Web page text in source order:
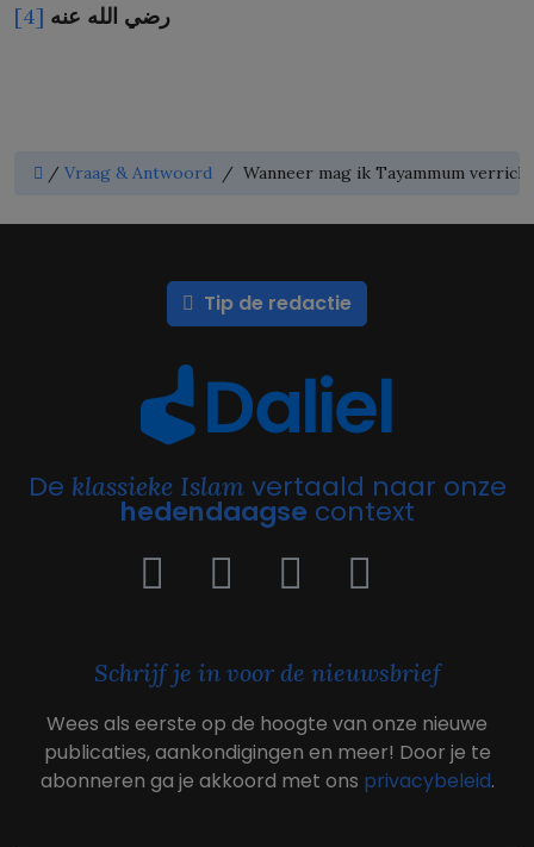
[4]
رضي الله عنه
/ Vraag & Antwoord / Wanneer mag ik Tayammum
Tip de redactie
De klassieke Islamvertaald naar onze
hedendaagse context
Schrijf je in voor de nieuwsbrief
Wees als eerste op de hoogte van onze nieuwe
publicaties, aankondigingen en meer! Door je te
abonneren ga je akkoord met ons privacybeleid.